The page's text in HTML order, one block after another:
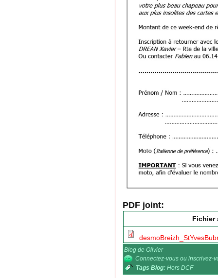
PDF joint:
Fichier
Blog de Olivier
Connectez-vous ou inscrivez-
Tags Blog: Hors DCF